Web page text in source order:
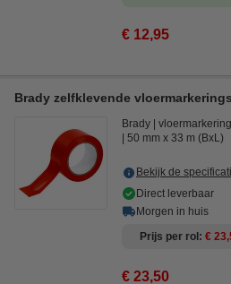
€ 12,95
Brady zelfklevende
Brady
50 mm x 33 m (BxL)
Bekijk de
Direct leverbaar
Morgen in huis
Prijs per rol
€
€ 23,50